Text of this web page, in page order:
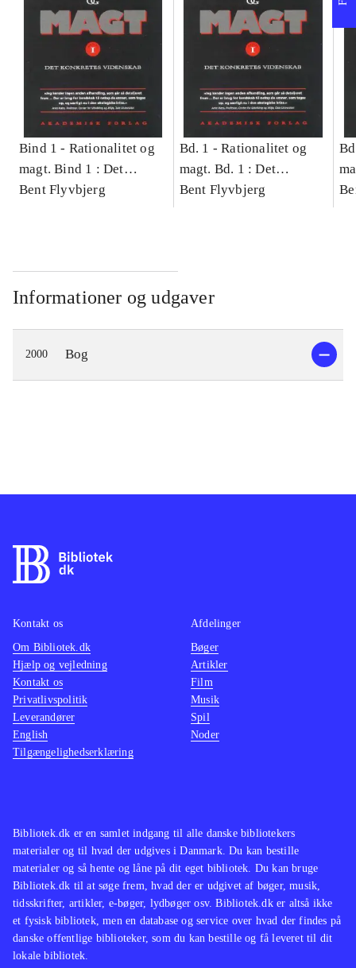
Bind 1 - Rationalitet og
magt. Bind 1 : Det
konkretes videnskab
Bent Flyvbjerg
Bd. 1 -Rationalitet og
magt. Bd. 1 : Det
konkretes videnskab
Bent Flyvbjerg
Informationer og udgaver
2000 Bog
Bibliotek.dk er en samlet indgang til alle danske bibliotekers
materialer og til hvad der udgives i Danmark. Du kan bestille
materialer og så hente og låne på dit eget bibliotek. Du kan bruge
Bibliotek.dk til at søge frem, hvad der er udgivet af bøger, musik,
tidsskrifter, artikler, e-bøger, lydbøger osv. Bibliotek.dk er altså ikke
et fysisk bibliotek, men en database og service over hvad der findes på
danske offentlige biblioteker, som du kan bestille og få leveret til dit
lokale bibliotek.
Kontakt os
Om Bibliotek.dk
Hjælp og vejledning
Kontakt os
Privatlivspolitik
Leverandører
English
Tilgængelighedserklæring
Afdelinger
Bøger
Artikler
Film
Musik
Spil
Noder